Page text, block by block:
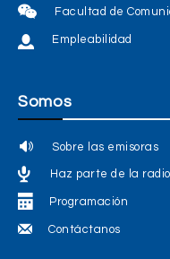
Facultad de
Empleabilidad
Somos
Sobre las emisoras
Haz parte de la radio
Programación
Contáctanos